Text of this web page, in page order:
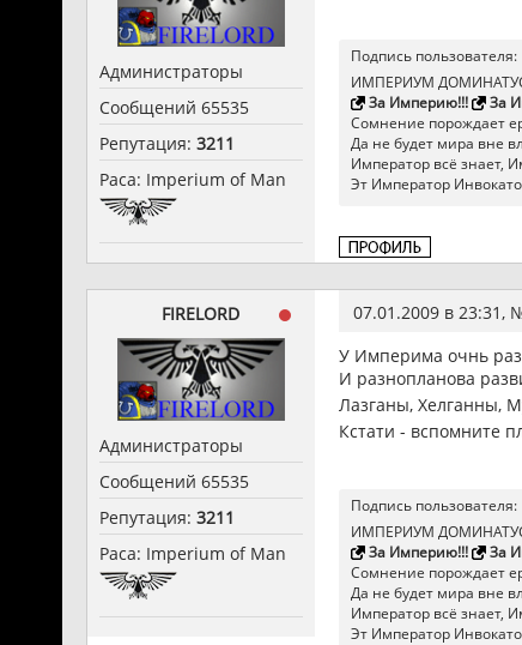
Администраторы
Сообщений 65535
Репутация: 3211
Раса: Imperium of Man
Подпись пользователя:
ИМПЕРИУМ
За Империю!!!
За
Сомнение порождает
Да не будет мира вне
Император всё знает,
Эт Император
FIRELORD
Администраторы
Сообщений 65535
Репутация: 3211
Раса: Imperium of Man
07.01.2009 в 23:31,
У Империма очнь
И разнопланова
Лазганы, Хелганны,
Кстати - вспомните
Подпись пользователя:
ИМПЕРИУМ
За Империю!!!
За
Сомнение порождает
Да не будет мира вне
Император всё знает,
Эт Император